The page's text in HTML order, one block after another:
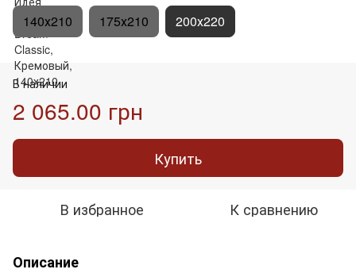
140х210 175х210 200х220
В наличии
2 065.00 грн
Купить
В избранное К сравнению
Описание